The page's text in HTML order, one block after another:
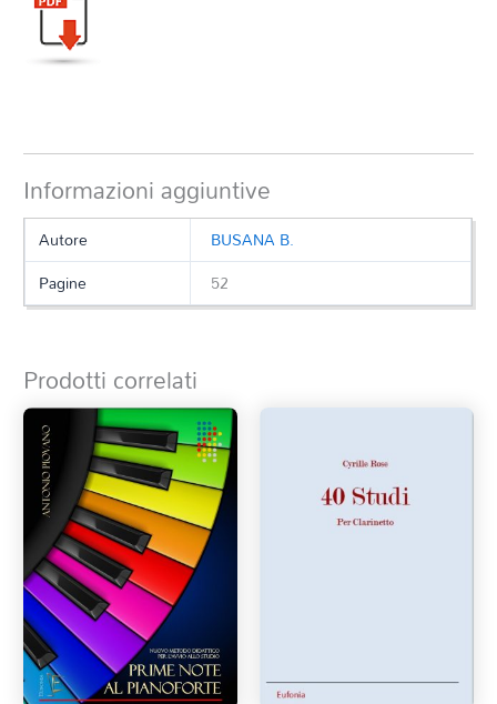
Informazioni aggiuntive
Autore
BUSANA B.
Pagine
52
Prodotti correlati